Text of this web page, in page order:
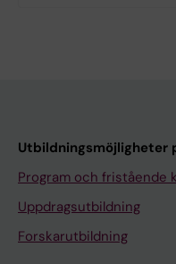
Utbildningsmöjligheter
Program och fristående
Uppdragsutbildning
Forskarutbildning